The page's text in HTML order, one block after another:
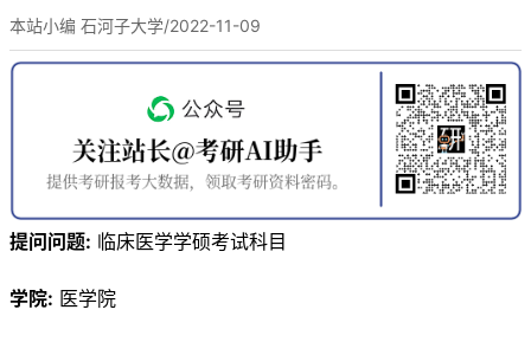
本站小编 石河子大学/2022-11-09
提问问题: 临床医学学硕考试科目
学院: 医学院